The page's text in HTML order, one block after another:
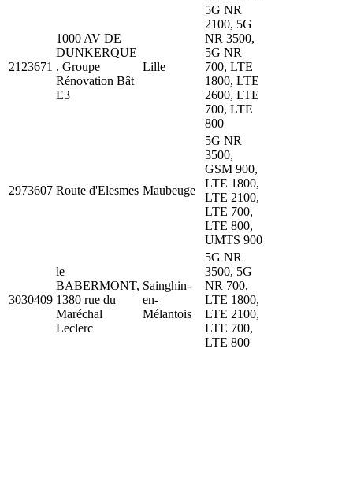
2123671
1000 AV DE
DUNKERQUE
, Groupe
Rénovation Bât
E3
Lille
5G NR
2100, 5G
NR 3500,
5G NR
700, LTE
1800, LTE
2600, LTE
700, LTE
800
2973607 Route d'Elesmes Maubeuge
5G NR
3500,
GSM 900,
LTE 1800,
LTE 2100,
LTE 700,
LTE 800,
UMTS 900
3030409
le
BABERMONT,
1380 rue du
Maréchal
Leclerc
Sainghin-
en-
Mélantois
5G NR
3500, 5G
NR 700,
LTE 1800,
LTE 2100,
LTE 700,
LTE 800